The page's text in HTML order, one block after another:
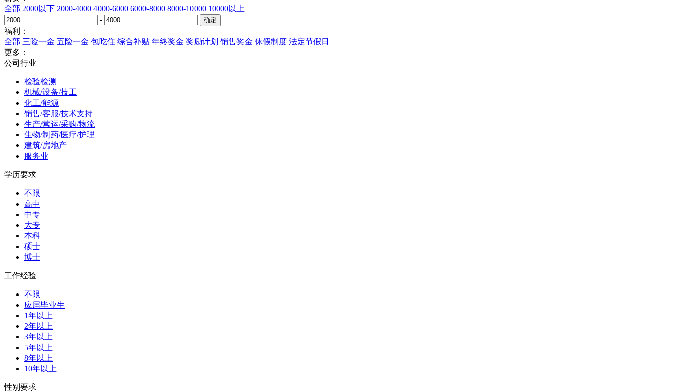
全部 2000以下 2000-4000 4000-6000 6000-8000 8000-10000 10000以上
-
福利：
全部 三险一金 五险一金 包吃住 综合补贴 年终奖金 奖励计划 销售奖金 休假制度 法定节假日
更多：
公司行业
检验检测
机械/设备/技工
化工/能源
销售/客服/技术支持
生产/营运/采购/物流
生物/制药/医疗/护理
建筑/房地产
服务业
学历要求
不限
高中
中专
大专
本科
硕士
博士
工作经验
不限
应届毕业生
1年以上
2年以上
3年以上
5年以上
8年以上
10年以上
性别要求